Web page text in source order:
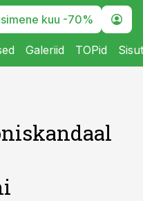
kuu -70%
Galeriid TOPid